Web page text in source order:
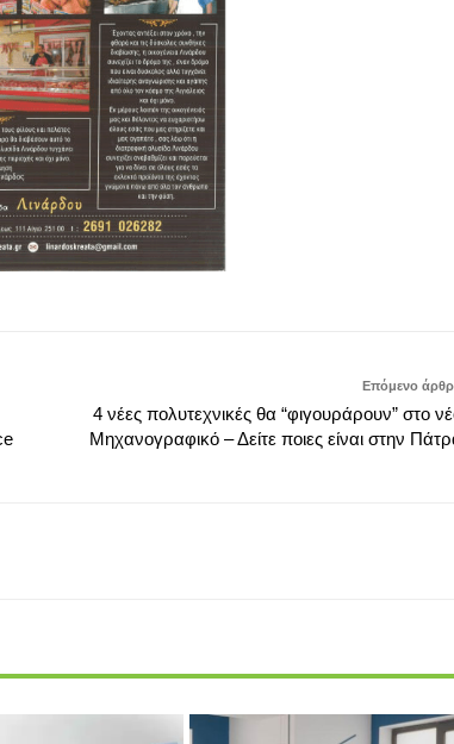
4 νέες πολυτεχνικές θα “φιγουράρουν” στο νέο
Μηχανογραφικό – Δείτε ποιες είναι στην Πάτρα
για αδήλωτη
Εργασιακά